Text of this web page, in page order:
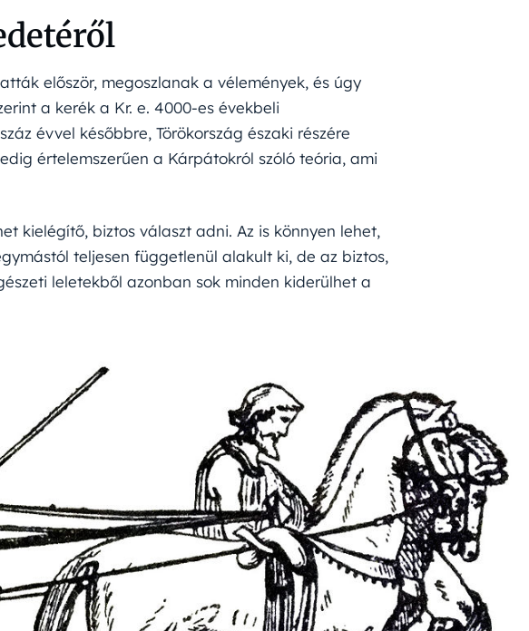
először, megoszlanak a vélemények, és úgy
a kerék a Kr. e. 4000-es évekbeli
évvel későbbre, Törökország északi részére
értelemszerűen a Kárpátokról szóló teória, ami
kielégítő, biztos választ adni. Az is könnyen lehet,
teljesen függetlenül alakult ki, de az biztos,
leletekből azonban sok minden kiderülhet a